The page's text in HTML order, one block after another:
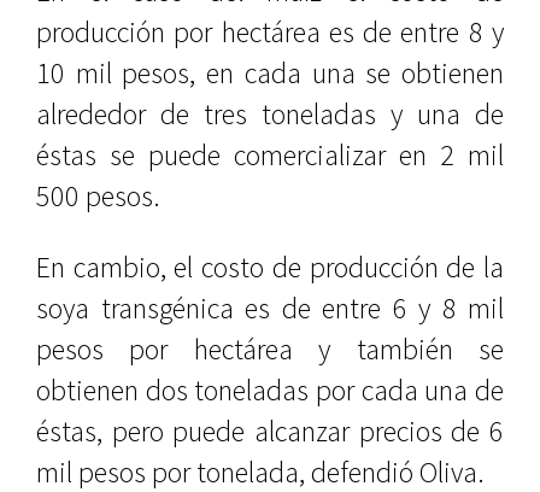
producción por hectárea es de entre 8 y
10 mil pesos, en cada una se obtienen
alrededor de tres toneladas y una de
éstas se puede comercializar en 2 mil
500 pesos.
En cambio, el costo de producción de la
soya transgénica es de entre 6 y 8 mil
pesos por hectárea y también se
obtienen dos toneladas por cada una de
éstas, pero puede alcanzar precios de 6
mil pesos por tonelada, defendió Oliva.